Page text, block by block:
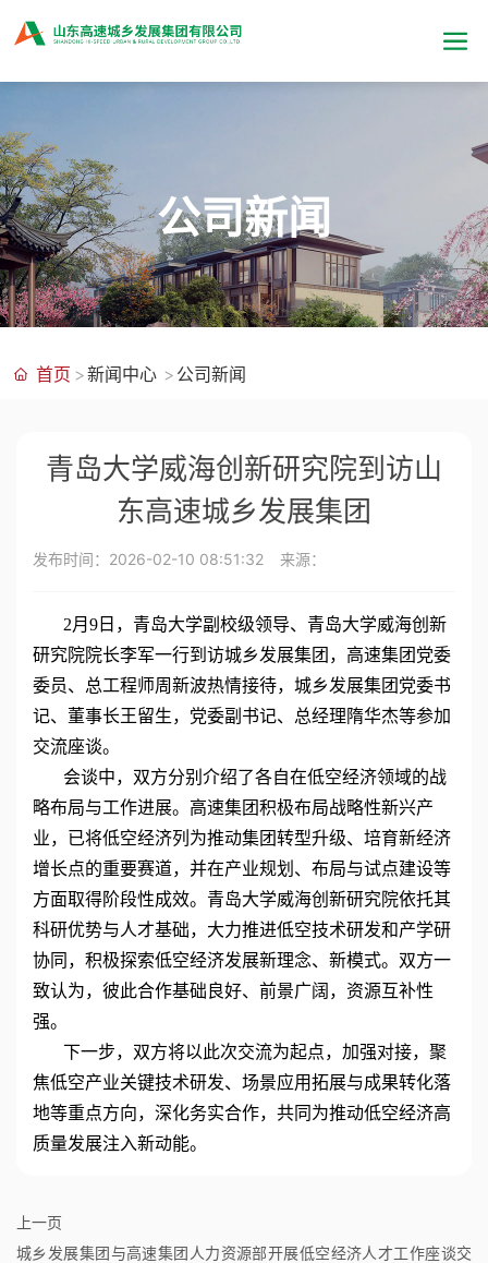
公司新闻
首页 新闻中心 公司新闻
青岛大学威海创新研究院到访山
东高速城乡发展集团
发布时间： 2026-02-10 08:51:32 来源：
2月9日，青岛大学副校级领导、青岛大学威海创新
研究院院长李军一行到访城乡发展集团，高速集团党委
委员、总工程师周新波热情接待，城乡发展集团党委书
记、董事长王留生，党委副书记、总经理隋华杰等参加
交流座谈。
会谈中，双方分别介绍了各自在低空经济领域的战
略布局与工作进展。高速集团积极布局战略性新兴产
业，已将低空经济列为推动集团转型升级、培育新经济
增长点的重要赛道，并在产业规划、布局与试点建设等
方面取得阶段性成效。青岛大学威海创新研究院依托其
科研优势与人才基础，大力推进低空技术研发和产学研
协同，积极探索低空经济发展新理念、新模式。双方一
致认为，彼此合作基础良好、前景广阔，资源互补性
强。
下一步，双方将以此次交流为起点，加强对接，聚
焦低空产业关键技术研发、场景应用拓展与成果转化落
地等重点方向，深化务实合作，共同为推动低空经济高
质量发展注入新动能。
上一页
城乡发展集团与高速集团人力资源部开展低空经济人才工作座谈交